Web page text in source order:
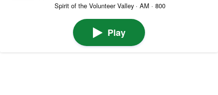
Spirit of the Volunteer Valley · AM · 800
Play